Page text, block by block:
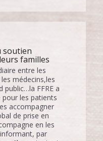
soutien
familles
entre les
médecins,les
public…la FFRE a
pour les patients
accompagner
de prise en
en les
par